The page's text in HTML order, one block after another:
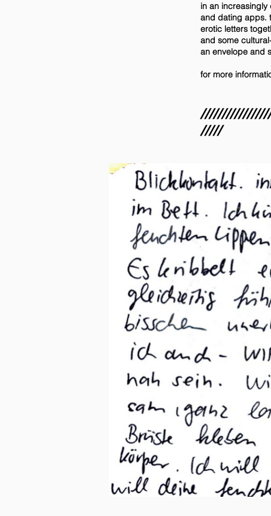
in an
and dating apps.
erotic letters
and some
an envelope and
for more
/////